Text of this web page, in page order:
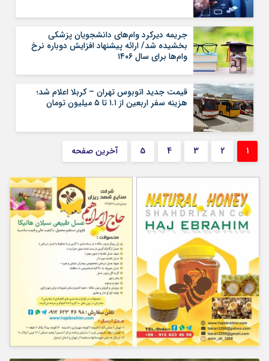
جریمه دیرکرد وام‌های دانشجویان پزشکی
بخشیده شد/ ارائه پیشنهاد افزایش دوباره نرخ
وام‌ها برای سال ۱۴۰۶
قیمت جدید اتوبوس تهران – کربلا اعلام شد؛
هزینه سفر اربعین از ۱.۱ تا ۵ میلیون تومان
1
2
3
4
5 آخرین صفحه